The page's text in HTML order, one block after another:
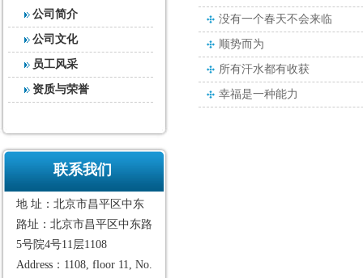
公司简介
公司文化
员工风采
资质与荣誉
联系我们
地 址：北京市昌平区中东
路址：北京市昌平区中东路
5号院4号11层1108
Address：1108, floor 11, No.
没有一个春天不会来临
顺势而为
所有汗水都有收获
幸福是一种能力